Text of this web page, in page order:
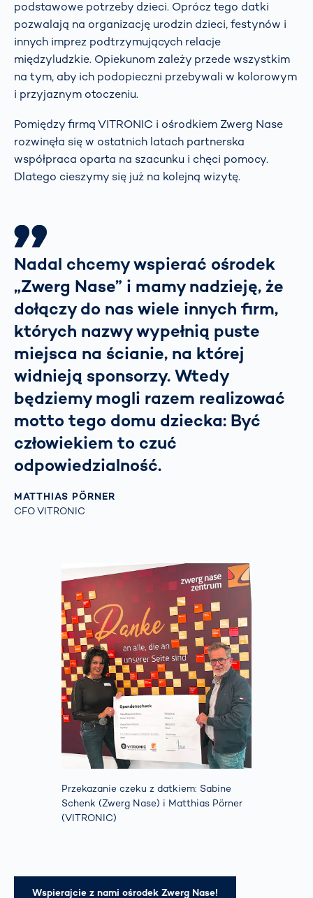
podstawowe potrzeby dzieci. Oprócz tego datki
pozwalają na organizację urodzin dzieci, festynów i
innych imprez podtrzymujących relacje
międzyludzkie. Opiekunom zależy przede wszystkim
na tym, aby ich podopieczni przebywali w kolorowym
i przyjaznym otoczeniu.
Pomiędzy firmą VITRONIC i ośrodkiem Zwerg Nase
rozwinęła się w ostatnich latach partnerska
współpraca oparta na szacunku i chęci pomocy.
Dlatego cieszymy się już na kolejną wizytę.
Nadal chcemy wspierać ośrodek
„Zwerg Nase” i mamy nadzieję, że
dołączy do nas wiele innych firm,
których nazwy wypełnią puste
miejsca na ścianie, na której
widnieją sponsorzy. Wtedy
będziemy mogli razem realizować
motto tego domu dziecka: Być
człowiekiem to czuć
odpowiedzialność.
MATTHIAS PÖRNER
CFO VITRONIC
Przekazanie czeku z datkiem: Sabine
Schenk (Zwerg Nase) i Matthias Pörner
(VITRONIC)
Wspierajcie z nami ośrodek Zwerg Nase!